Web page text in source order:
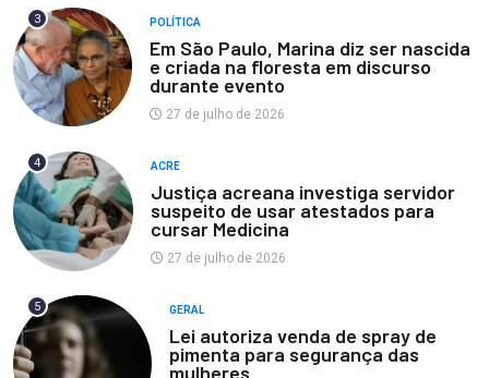
3 POLÍTICA
Em São Paulo, Marina diz ser nascida
e criada na floresta em discurso
durante evento
27 de julho de 2026
4 ACRE
Justiça acreana investiga servidor
suspeito de usar atestados para
cursar Medicina
27 de julho de 2026
5 GERAL
Lei autoriza venda de spray de
pimenta para segurança das
mulheres